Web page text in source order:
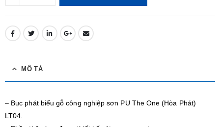
MÔ TẢ
– Bục phát biểu gỗ công nghiệp sơn PU The One (Hòa Phát)
LT04.